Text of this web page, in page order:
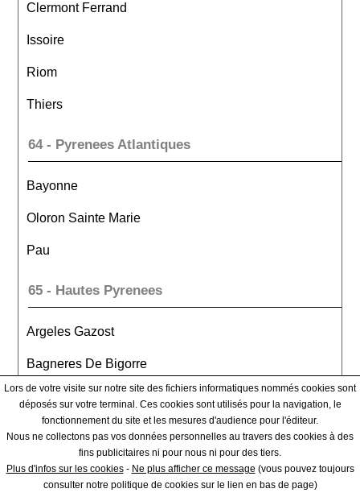
Clermont Ferrand
Issoire
Riom
Thiers
64 - Pyrenees Atlantiques
Bayonne
Oloron Sainte Marie
Pau
65 - Hautes Pyrenees
Argeles Gazost
Bagneres De Bigorre
Tarbes
66 - Pyrenees Orientales
Ceret
Lors de votre visite sur notre site des fichiers informatiques nommés cookies sont
déposés sur votre terminal. Ces cookies sont utilisés pour la navigation, le
fonctionnement du site et les mesures d'audience pour l'éditeur.
Nous ne collectons pas vos données personnelles au travers des cookies à des
fins publicitaires ni pour nous ni pour des tiers.
Plus d'infos sur les cookies- Ne plus afficher ce message (vous pouvez toujours
consulter notre politique de cookies sur le lien en bas de page)